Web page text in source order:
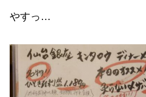
やすっ…